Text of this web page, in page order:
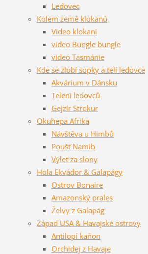
Ledovec
Kolem země klokanů
Video klokani
video Bungle bungle
video Tasmánie
Kde se zlobí sopky a telí ledovce
Akvárium v Dánsku
Telení ledovců
Gejzír Strokur
Okuhepa Afrika
Návštěva u Himbů
Poušť Namib
Výlet za slony
Hola Ekvádor & Galapágy
Ostrov Bonaire
Amazonský prales
Želvy z Galapág
Západ USA & Havajské ostrovy
Antilopí kaňon
Orchidej z Havaje